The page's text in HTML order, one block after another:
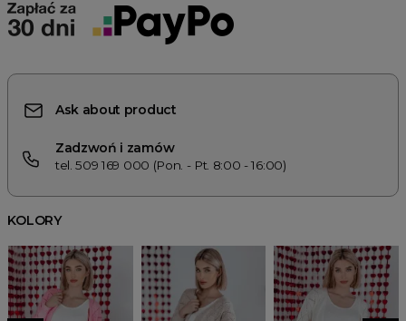
Ask about product
Zadzwoń i zamów
tel. 509 169 000 (Pon. - Pt. 8:00 - 16:00)
KOLORY